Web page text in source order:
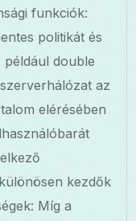
funkciók:
politikát és
például double
az
elérésében
kezdők
Míg a